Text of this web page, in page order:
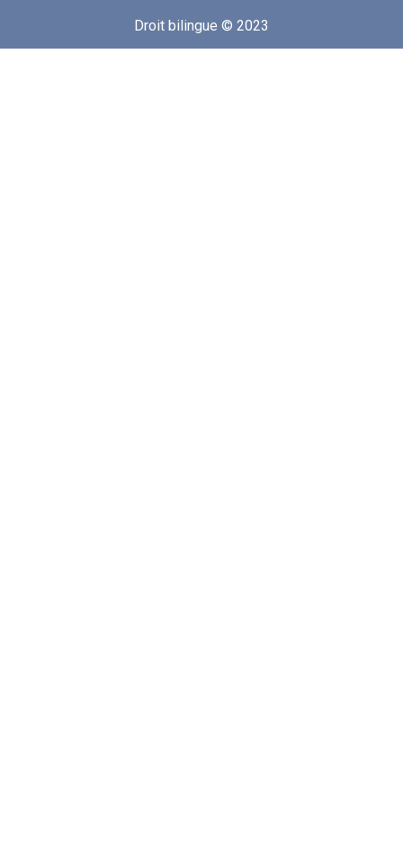
Droit bilingue © 2023